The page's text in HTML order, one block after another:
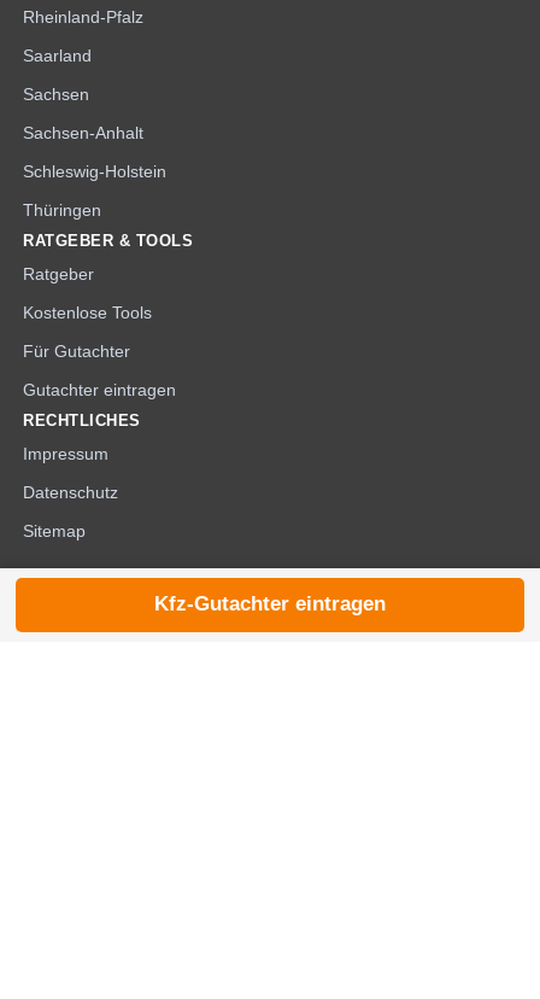
Rheinland-Pfalz
Saarland
Sachsen
Sachsen-Anhalt
Schleswig-Holstein
Thüringen
RATGEBER & TOOLS
Ratgeber
Kostenlose Tools
Für Gutachter
Gutachter eintragen
RECHTLICHES
Impressum
Datenschutz
Sitemap
© 2026 die-kfzgutachter.de
Kfz-Gutachter eintragen